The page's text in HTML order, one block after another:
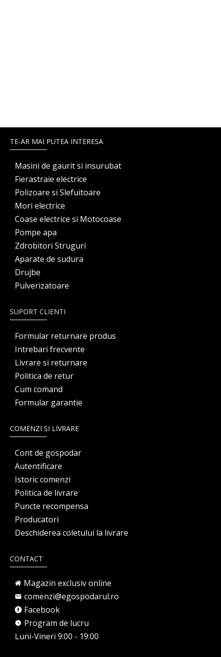
TE-AR MAI PUTEA INTERESA
Masini de gaurit si insurubat
Fierastraie electrice
Polizoare si Slefuitoare
Mori electrice
Coase electrice si Motocoase
Pompe apa
Zdrobitori Struguri
Aparate de sudura
Drujbe
Pulverizatoare
SUPORT CLIENTI
Formular returnare produs
Intrebari frecvente
Livrare si returnare
Politica de retur
Cum comand
Formular garantie
COMENZI SI LIVRARE
Cont de gospodar
Autentificare
Istoric comenzi
Politica de livrare
Puncte recompensa
Producatori
Deschiderea coletului la livrare
CONTACT
Magazin exclusiv online
comenzi@egospodarul.ro
Facebook
Program de lucru
Luni-Vineri 9:00 - 19:00